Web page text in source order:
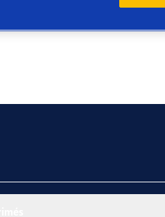
4Seasons GEN-3